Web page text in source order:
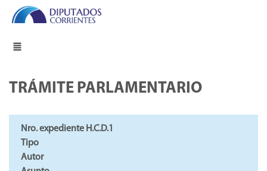
TRÁMITE PARLAMENTARIO
Nro. expediente H.C.D.1
Tipo
Autor